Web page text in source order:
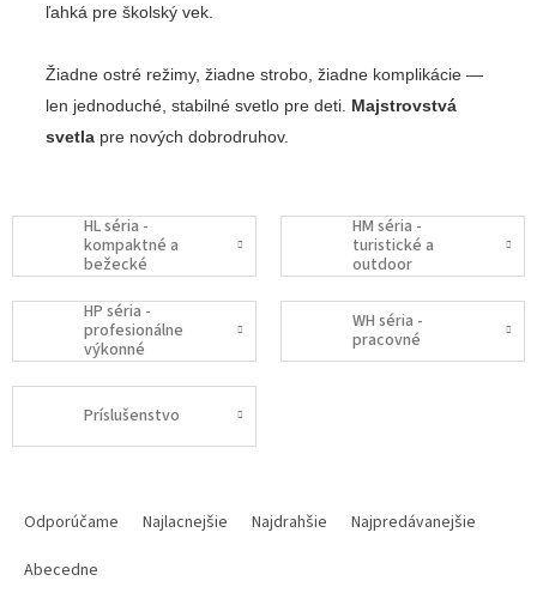
ľahká pre školský vek.
Žiadne ostré režimy, žiadne strobo, žiadne komplikácie —
len jednoduché, stabilné svetlo pre deti. Majstrovstvá
svetla pre nových dobrodruhov.
HL séria -
kompaktné a
bežecké
HM séria -
turistické a
outdoor
HP séria -
profesionálne
výkonné
WH séria -
pracovné
Príslušenstvo
Odporúčame Najlacnejšie Najdrahšie
Najpredávanejšie
Abecedne